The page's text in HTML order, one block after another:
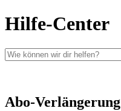
Hilfe-Center
Abo-Verlängerung